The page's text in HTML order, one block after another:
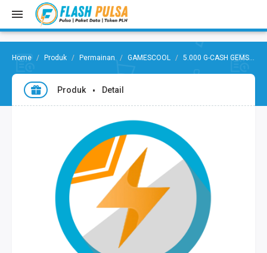
Produk Permainan GAMESCOOL 5.000 G-CASH GEMSCOOL
Produk Detail